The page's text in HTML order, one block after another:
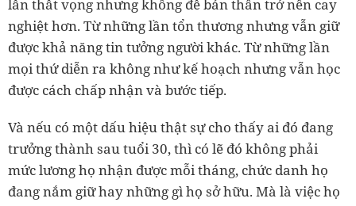
lần thất vọng nhưng không để bản thân trở nên cay
nghiệt hơn. Từ những lần tổn thương nhưng vẫn giữ
được khả năng tin tưởng người khác. Từ những lần
mọi thứ diễn ra không như kế hoạch nhưng vẫn học
được cách chấp nhận và bước tiếp.
Và nếu có một dấu hiệu thật sự cho thấy ai đó đang
trưởng thành sau tuổi 30, thì có lẽ đó không phải
mức lương họ nhận được mỗi tháng, chức danh họ
đang nắm giữ hay những gì họ sở hữu. Mà là việc họ